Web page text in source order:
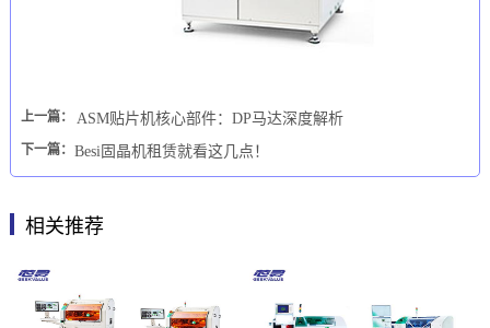
上一篇： ASM贴片机核心部件：DP马达深度解析
下一篇： Besi固晶机租赁就看这几点！
相关推荐